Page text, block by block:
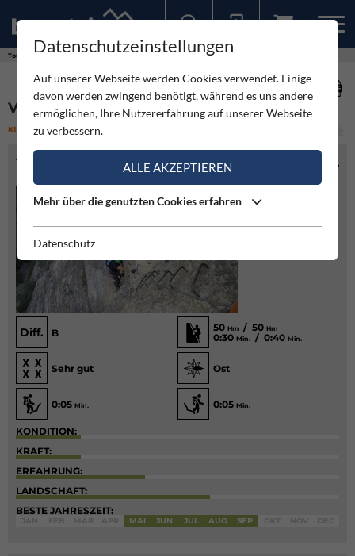
Touren
VIA FERRATA DE L'HORLOGE
KLETTERSTEIG LEICHT
TOURENINFO
Diff. B 50 Hm / 50 Hm
0:30 Min. / 0:40 Min.
Sehr gut Ost
0:05 Min. 0:05 Min.
KONDITION:
KRAFT:
ERFAHRUNG:
LANDSCHAFT:
BESTE JAHRESZEIT:
MAI JUN JUL AUG SEP
Datenschutzeinstellungen
Auf unserer Webseite werden Cookies verwendet. Einige
davon werden zwingend benötigt, während es uns andere
ermöglichen, Ihre Nutzererfahrung auf unserer Webseite
zu verbessern.
ALLE AKZEPTIEREN
Mehr über die genutzten Cookies erfahren
Datenschutz